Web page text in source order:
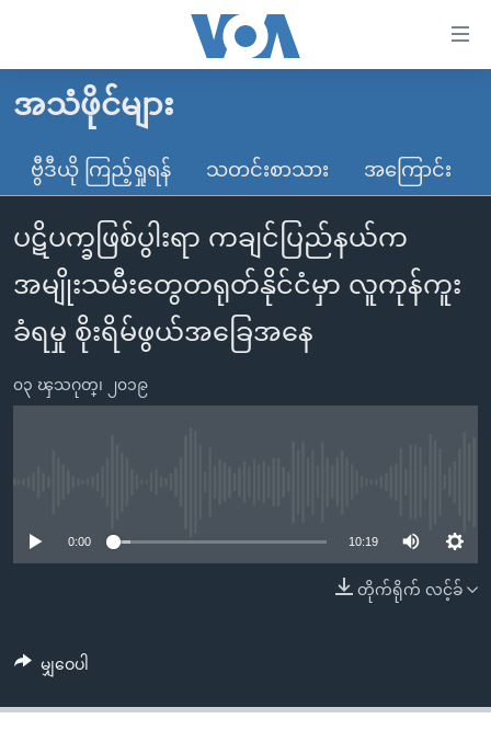
လွယ်ကူ
သည့်
Link
များ
ပင်မ
အကြောင်းအရာ
ကျော်
ကြည့်
ရှာဖွေ
မူလစာမျက်နှာ
မြန်မာ
ကမ္ဘာ့သတင်းများ
နိုင်ငံတကာ
အမေရိကန်
တရုတ်
အစ္စရေး-ပါလက်စတိုင်း
ဗွီဒီယို
သတင်းလွတ်လပ်ခွင့်
ရပ်ဝန်းတခု လမ်းတခု အလွန်
အင်္ဂလိပ်စာလေ့လာမယ်
အမေရိကန်သုံးအီဒီယံ
အပတ်စဉ်ကဏ္ဍများ
အသံဖိုင်များ
ဗွီဒီယို ကြည့်ရှုရန် သတင်းစာသား အကြောင်း
ပဋိပက္ခဖြစ်ပွါးရာ ကချင်ပြည်နယ်က
အမျိုးသမီးတွေတရုတ်နိုင်ငံမှာ လူကုန်ကူး
ခံရမှု စိုးရိမ်ဖွယ်အခြေအနေ
၀၃ ၾသဂုတ္၊ ၂၀၁၉
0:00 10:19
တိုက်ရိုက် လင့်ခ်
မျှဝေပါ